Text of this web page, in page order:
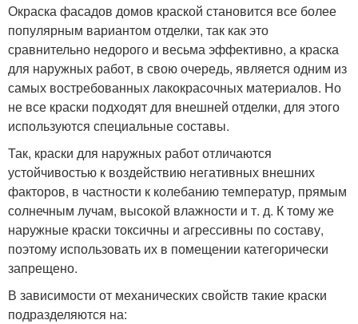
Окраска фасадов домов краской становится все более
популярным вариантом отделки, так как это
сравнительно недорого и весьма эффективно, а краска
для наружных работ, в свою очередь, является одним из
самых востребованных лакокрасочных материалов. Но
не все краски подходят для внешней отделки, для этого
используются специальные составы.
Так, краски для наружных работ отличаются
устойчивостью к воздействию негативных внешних
факторов, в частности к колебанию температур, прямым
солнечным лучам, высокой влажности и т. д. К тому же
наружные краски токсичны и агрессивны по составу,
поэтому использовать их в помещении категорически
запрещено.
В зависимости от механических свойств такие краски
подразделяются на: